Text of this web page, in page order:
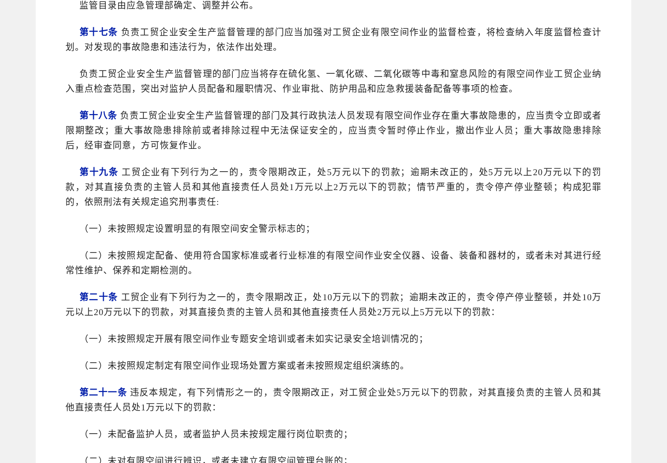
监管目录由应急管理部确定、调整并公布。
第十七条 负责工贸企业安全生产监督管理的部门应当加强对工贸企业有限空间作业的监督检查，将检查纳入年度监督检查计
划。对发现的事故隐患和违法行为，依法作出处理。
负责工贸企业安全生产监督管理的部门应当将存在硫化氢、一氧化碳、二氧化碳等中毒和窒息风险的有限空间作业工贸企业纳
入重点检查范围，突出对监护人员配备和履职情况、作业审批、防护用品和应急救援装备配备等事项的检查。
第十八条负责工贸企业安全生产监督管理的部门及其行政执法人员发现有限空间作业存在重大事故隐患的，应当责令立即或者
限期整改；重大事故隐患排除前或者排除过程中无法保证安全的，应当责令暂时停止作业，撤出作业人员；重大事故隐患排除
后，经审查同意，方可恢复作业。
第十九条 工贸企业有下列行为之一的，责令限期改正，处5万元以下的罚款；逾期未改正的，处5万元以上20万元以下的罚
款，对其直接负责的主管人员和其他直接责任人员处1万元以上2万元以下的罚款；情节严重的，责令停产停业整顿；构成犯罪
的，依照刑法有关规定追究刑事责任:
（一）未按照规定设置明显的有限空间安全警示标志的；
（二）未按照规定配备、使用符合国家标准或者行业标准的有限空间作业安全仪器、设备、装备和器材的，或者未对其进行经
常性维护、保养和定期检测的。
第二十条 工贸企业有下列行为之一的，责令限期改正，处10万元以下的罚款；逾期未改正的，责令停产停业整顿，并处10万
元以上20万元以下的罚款，对其直接负责的主管人员和其他直接责任人员处2万元以上5万元以下的罚款：
（一）未按照规定开展有限空间作业专题安全培训或者未如实记录安全培训情况的；
（二）未按照规定制定有限空间作业现场处置方案或者未按照规定组织演练的。
第二十一条违反本规定，有下列情形之一的，责令限期改正，对工贸企业处5万元以下的罚款，对其直接负责的主管人员和其
他直接责任人员处1万元以下的罚款：
（一）未配备监护人员，或者监护人员未按规定履行岗位职责的；
（二）未对有限空间进行辨识，或者未建立有限空间管理台账的；